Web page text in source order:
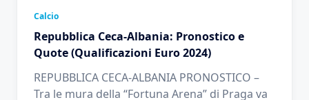
Calcio
Repubblica Ceca-Albania: Pronostico e
Quote (Qualificazioni Euro 2024)
REPUBBLICA CECA-ALBANIA PRONOSTICO –
Tra le mura della “Fortuna Arena” di Praga va